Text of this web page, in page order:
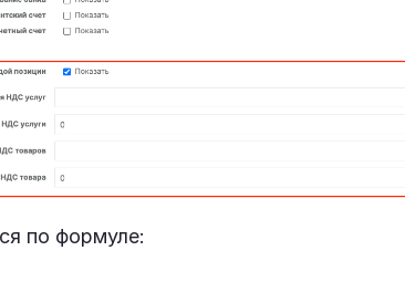
по формуле: